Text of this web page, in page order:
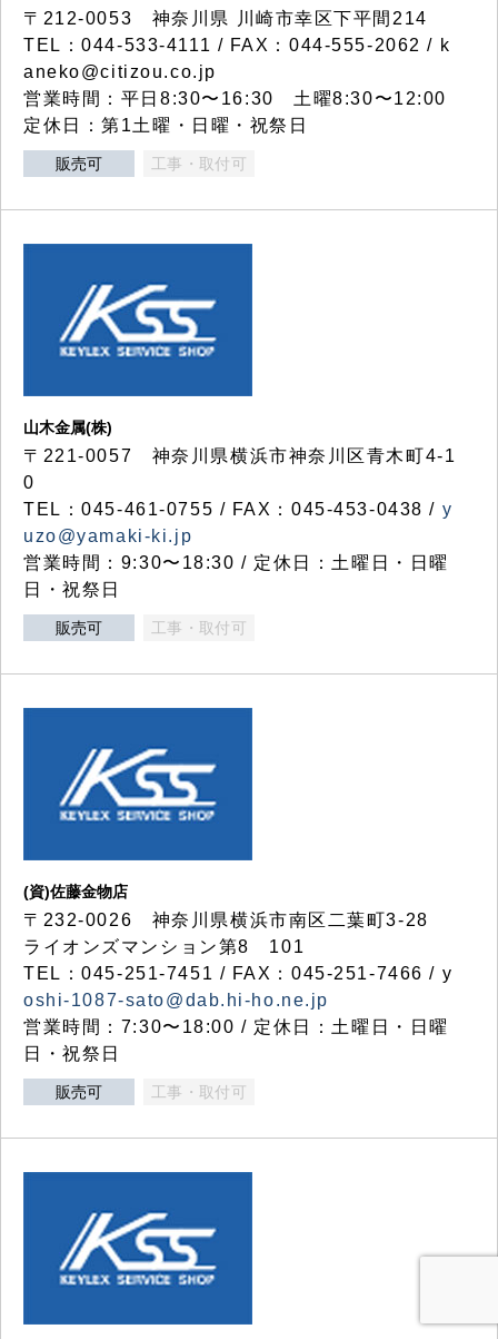
〒212-0053 神奈川県 川崎市幸区下平間214
TEL：044-533-4111 / FAX：044-555-2062 / k
aneko@citizou.co.jp
営業時間：平日8:30〜16:30 土曜8:30〜12:00
定休日：第1土曜・日曜・祝祭日
販売可 工事・取付可
山木金属(株)
〒221-0057 神奈川県横浜市神奈川区青木町4-1
0
TEL：045-461-0755 / FAX：045-453-0438 / y
uzo@yamaki-ki.jp
営業時間：9:30〜18:30 / 定休日：土曜日・日曜
日・祝祭日
販売可 工事・取付可
(資)佐藤金物店
〒232-0026 神奈川県横浜市南区二葉町3-28
ライオンズマンション第8 101
TEL：045-251-7451 / FAX：045-251-7466 / y
oshi-1087-sato@dab.hi-ho.ne.jp
営業時間：7:30〜18:00 / 定休日：土曜日・日曜
日・祝祭日
販売可 工事・取付可